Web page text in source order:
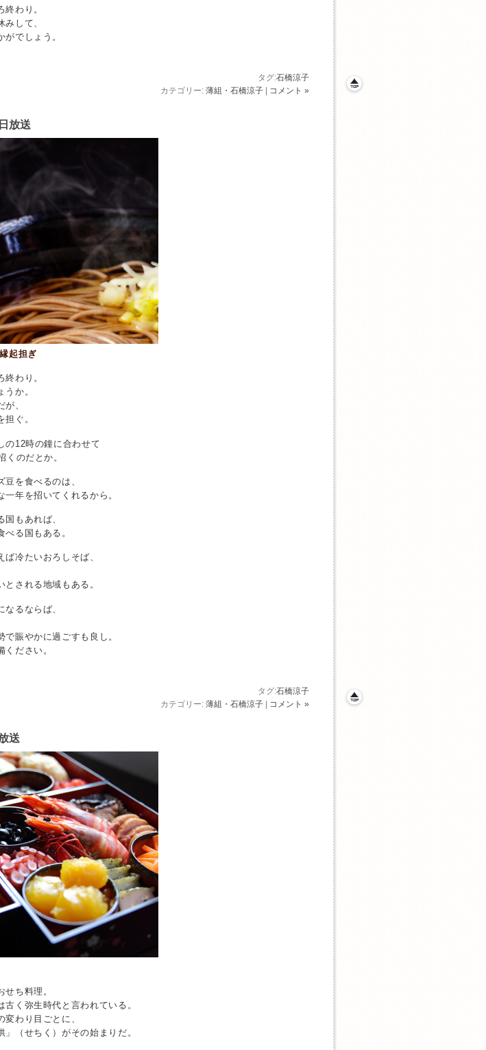
終わり。
して、
がでしょう。
タグ:石橋涼子
カテゴリー: 薄組・石橋涼子 コメント »
放送
起担ぎ
終わり。
か。
が、
ぐ。
の12時の鐘に合わせて
くのだとか。
を食べるのは、
年を招いてくれるから。
もあれば、
る国もある。
ば冷たいおろしそば、
される地域もある。
なるならば、
賑やかに過ごすも良し。
ください。
タグ:石橋涼子
カテゴリー: 薄組・石橋涼子 | コメント »
送
せち料理。
く弥生時代と言われている。
わり目ごとに、
（せちく）がその始まりだ。